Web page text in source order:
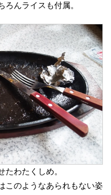
んライスも付属。
たわたくしめ。
このようなあられもない姿